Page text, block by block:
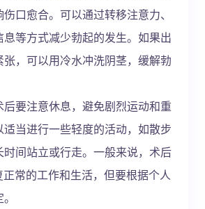
口愈合。可以通过转移注意力、
等方式减少勃起的发生。如果出
，可以用冷水冲洗阴茎，缓解勃
后要注意休息，避免剧烈运动和重
当进行一些轻度的活动，如散步
间站立或行走。一般来说，术后
常的工作和生活，但要根据个人